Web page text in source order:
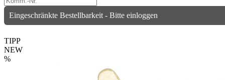
Eingeschränkte Bestellbarkeit - Bitte einloggen
TIPP
NEW
%